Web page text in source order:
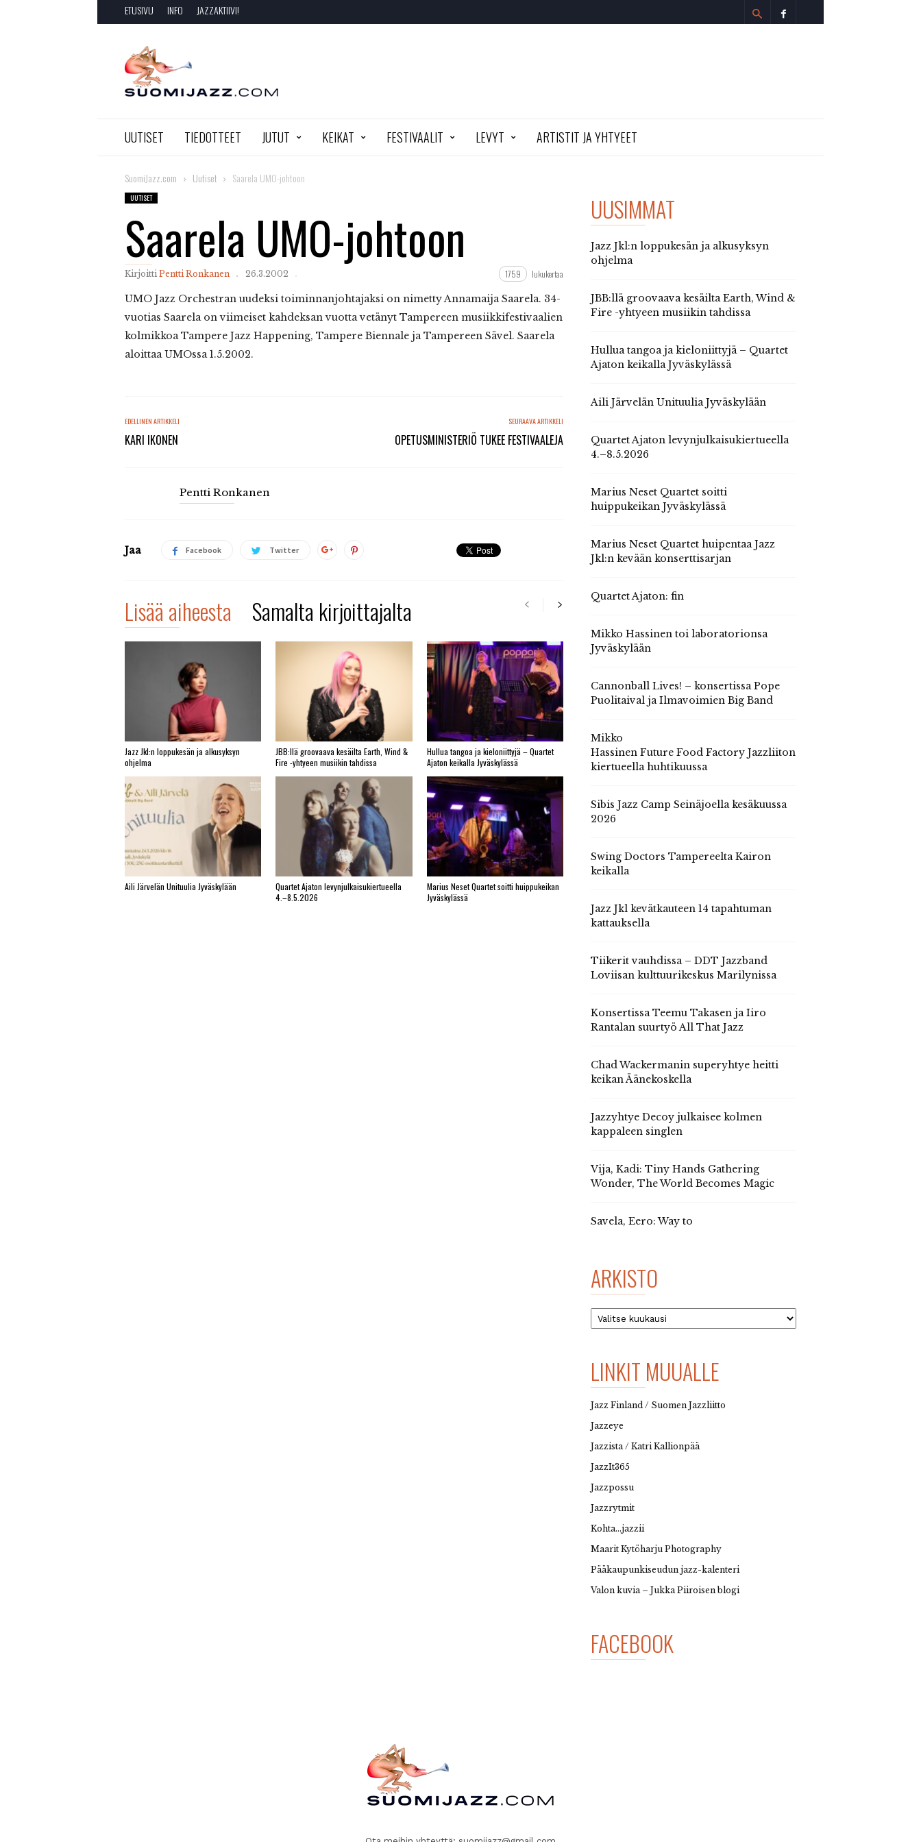
ETUSIVU INFO JAZZAKTIIVI!
SuomiJazz.com
UUTISET TIEDOTTEET JUTUT KEIKAT FESTIVAALIT LEVYT ARTISTIT JA YHTYEET
SuomiJazz.com Uutiset Saarela UMO-johtoon
UUTISET
Saarela UMO-johtoon
Kirjoitti Pentti Ronkanen 26.3.2002 1759 lukukertaa
UMO Jazz Orchestran uudeksi toiminnanjohtajaksi on nimetty Annamaija Saarela. 34-
vuotias Saarela on viimeiset kahdeksan vuotta vetänyt Tampereen musiikkifestivaalien
kolmikkoa Tampere Jazz Happening, Tampere Biennale ja Tampereen Sävel. Saarela
aloittaa UMOssa 1.5.2002.
EDELLINEN ARTIKKELI
KARI IKONEN
SEURAAVA ARTIKKELI
OPETUSMINISTERIÖ TUKEE FESTIVAALEJA
Pentti Ronkanen
Jaa Facebook Twitter
Lisää aiheesta Samalta kirjoittajalta
Jazz Jkl:n loppukesän ja alkusyksyn
ohjelma
JBB:llä groovaava kesäilta Earth, Wind &
Fire -yhtyeen musiikin tahdissa
Hullua tangoa ja kieloniittyjä – Quartet
Ajaton keikalla Jyväskylässä
Aili Järvelän Unituulia Jyväskylään
Quartet Ajaton levynjulkaisukiertueella
4.–8.5.2026
Marius Neset Quartet soitti huippukeikan
Jyväskylässä
UUSIMMAT
Jazz Jkl:n loppukesän ja alkusyksyn
ohjelma
JBB:llä groovaava kesäilta Earth, Wind &
Fire -yhtyeen musiikin tahdissa
Hullua tangoa ja kieloniittyjä – Quartet
Ajaton keikalla Jyväskylässä
Aili Järvelän Unituulia Jyväskylään
Quartet Ajaton levynjulkaisukiertueella
4.–8.5.2026
Marius Neset Quartet soitti
huippukeikan Jyväskylässä
Marius Neset Quartet huipentaa Jazz
Jkl:n kevään konserttisarjan
Quartet Ajaton: fin
Mikko Hassinen toi laboratorionsa
Jyväskylään
Cannonball Lives! – konsertissa Pope
Puolitaival ja Ilmavoimien Big Band
Mikko
Hassinen Future Food Factory Jazzliiton
kiertueella huhtikuussa
Sibis Jazz Camp Seinäjoella kesäkuussa
2026
Swing Doctors Tampereelta Kairon
keikalla
Jazz Jkl kevätkauteen 14 tapahtuman
kattauksella
Tiikerit vauhdissa – DDT Jazzband
Loviisan kulttuurikeskus Marilynissa
Konsertissa Teemu Takasen ja Iiro
Rantalan suurtyö All That Jazz
Chad Wackermanin superyhtye heitti
keikan Äänekoskella
Jazzyhtye Decoy julkaisee kolmen
kappaleen singlen
Vija, Kadi: Tiny Hands Gathering
Wonder, The World Becomes Magic
Savela, Eero: Way to
ARKISTO
Arkisto
LINKIT MUUALLE
Jazz Finland / Suomen Jazzliitto
Jazzeye
Jazzista / Katri Kallionpää
JazzIt365
Jazzpossu
Jazzrytmit
Kohta…jazzii
Maarit Kytöharju Photography
Pääkaupunkiseudun jazz-kalenteri
Valon kuvia – Jukka Piiroisen blogi
FACEBOOK